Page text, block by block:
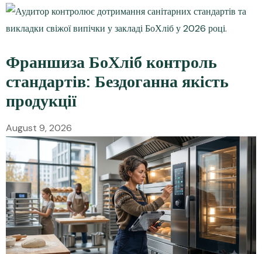
Франшиза БоХліб контроль
стандартів: Бездоганна якість
продукції
August 9, 2026